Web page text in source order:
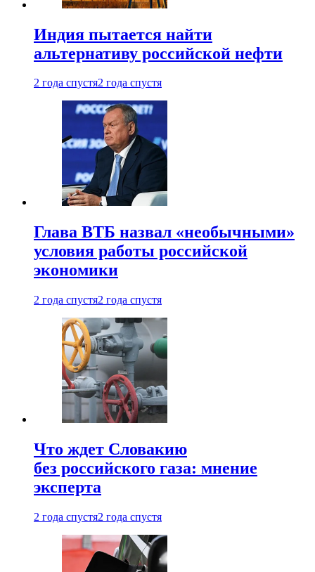
Индия пытается найти
альтернативу российской нефти
2 года спустя2 года спустя
Глава ВТБ назвал «необычными»
условия работы российской
экономики
2 года спустя2 года спустя
Что ждет Словакию
без российского газа: мнение
эксперта
2 года спустя2 года спустя